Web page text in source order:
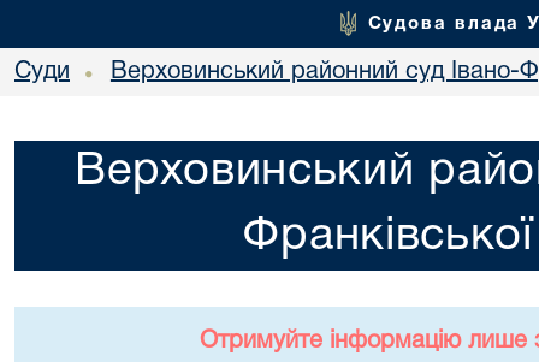
Судова влада
Суди • Верховинський районний суд Івано-
Верховинський
Отримуйте інформацію лише